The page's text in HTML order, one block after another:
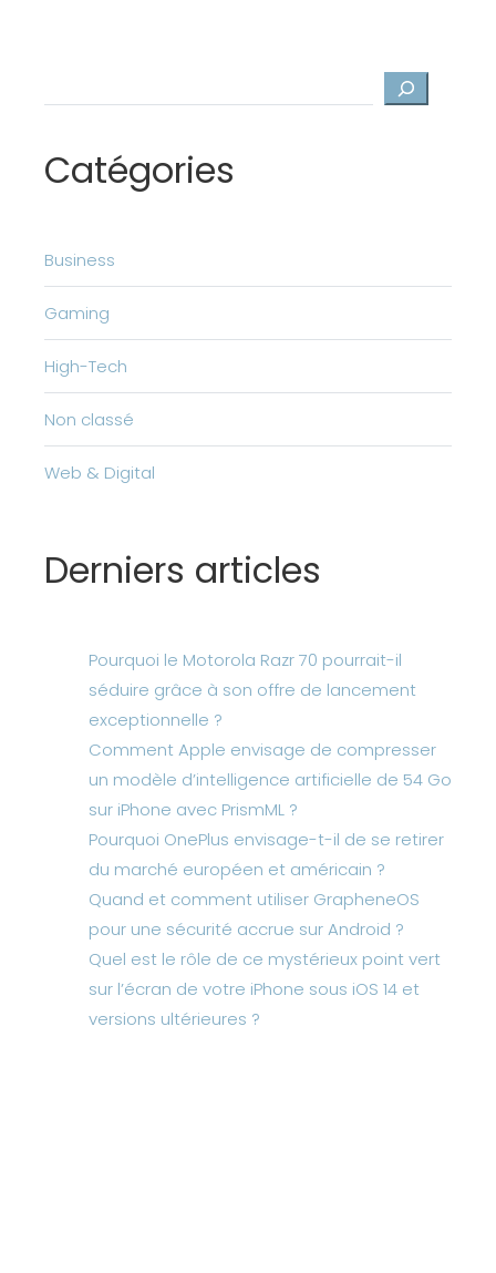
Catégories
Business
Gaming
High-Tech
Non classé
Web & Digital
Derniers articles
Pourquoi le Motorola Razr 70 pourrait-il
séduire grâce à son offre de lancement
exceptionnelle ?
Comment Apple envisage de compresser
un modèle d’intelligence artificielle de 54 Go
sur iPhone avec PrismML ?
Pourquoi OnePlus envisage-t-il de se retirer
du marché européen et américain ?
Quand et comment utiliser GrapheneOS
pour une sécurité accrue sur Android ?
Quel est le rôle de ce mystérieux point vert
sur l’écran de votre iPhone sous iOS 14 et
versions ultérieures ?